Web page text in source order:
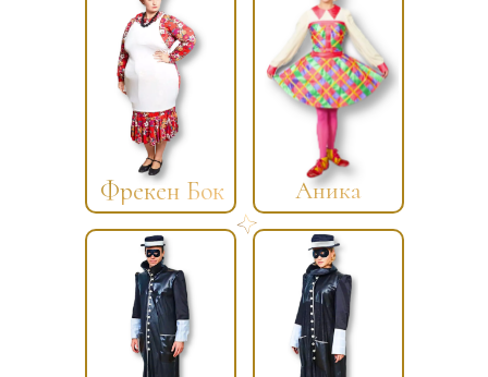
Аника
Фрекен Бок